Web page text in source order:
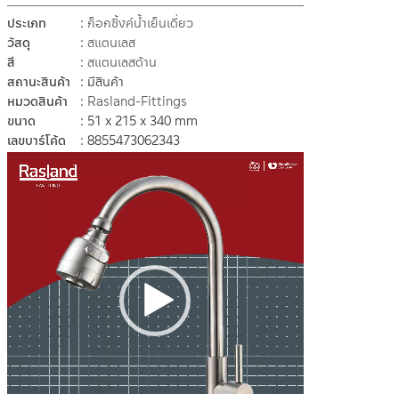
ประเภท
ก็อกซิ้งค์น้ำเย็นเดี่ยว
วัสดุ
สแตนเลส
สี
สแตนเลสด้าน
สถานะสินค้า
มีสินค้า
หมวดสินค้า
Rasland-Fittings
ขนาด
51 x 215 x 340 mm
เลขบาร์โค้ด
8855473062343
Video
Player